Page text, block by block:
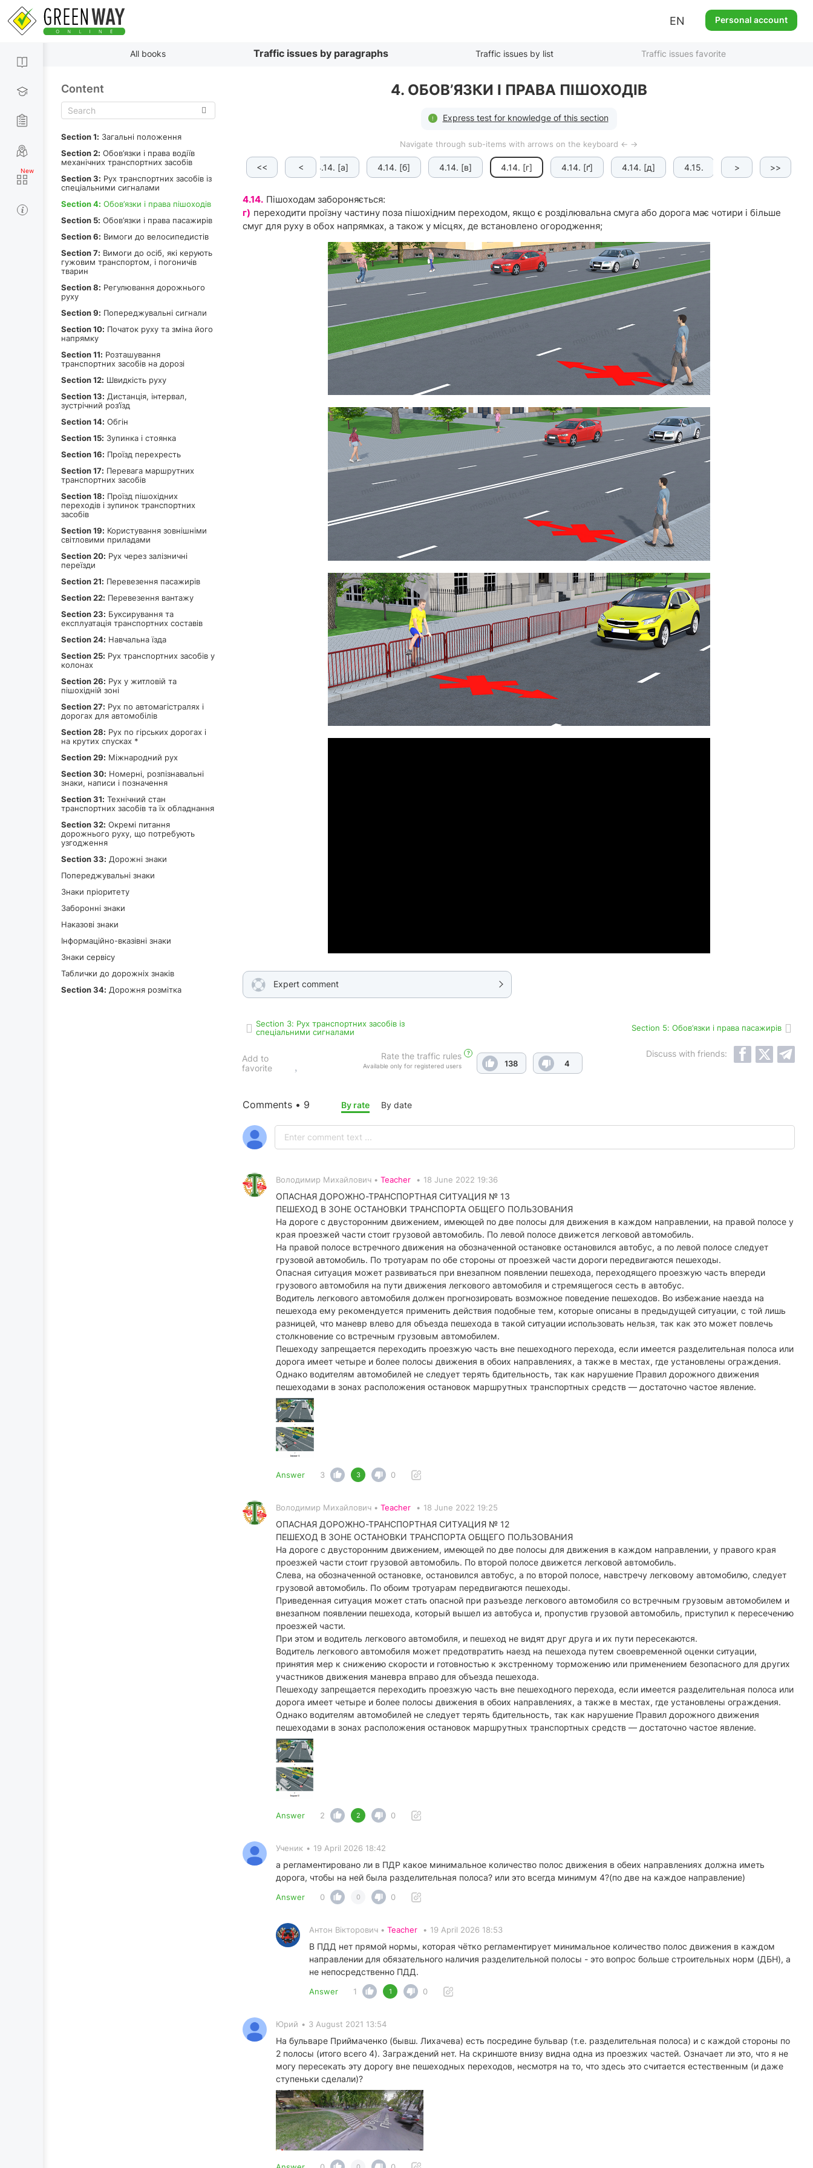
EN Personal account
All books Traffic issues by paragraphs Traffic issues by list Traffic issues favorite
Content
Section 1: Загальні положення
Section 2: Обов’язки і права водіїв
механічних транспортних засобів
Section 3: Рух транспортних засобів із
спеціальними сигналами
Section 4: Обов’язки і права пішоходів
Section 5: Обов’язки і права пасажирів
Section 6: Вимоги до велосипедистів
Section 7: Вимоги до осіб, які керують
гужовим транспортом, і погоничів
тварин
Section 8: Регулювання дорожнього
руху
Section 9: Попереджувальні сигнали
Section 10: Початок руху та зміна його
напрямку
Section 11: Розташування
транспортних засобів на дорозі
Section 12: Швидкість руху
Section 13: Дистанція, інтервал,
зустрічний роз’їзд
Section 14: Обгін
Section 15: Зупинка і стоянка
Section 16: Проїзд перехресть
Section 17: Перевага маршрутних
транспортних засобів
Section 18: Проїзд пішохідних
переходів і зупинок транспортних
засобів
Section 19: Користування зовнішніми
світловими приладами
Section 20: Рух через залізничні
переїзди
Section 21: Перевезення пасажирів
Section 22: Перевезення вантажу
Section 23: Буксирування та
експлуатація транспортних составів
Section 24: Навчальна їзда
Section 25: Рух транспортних засобів у
колонах
Section 26: Рух у житловій та
пішохідній зоні
Section 27: Рух по автомагістралях і
дорогах для автомобілів
Section 28: Рух по гірських дорогах і
на крутих спусках *
Section 29: Міжнародний рух
Section 30: Номерні, розпізнавальні
знаки, написи і позначення
Section 31: Технічний стан
транспортних засобів та їх обладнання
Section 32: Окремі питання
дорожнього руху, що потребують
узгодження
Section 33: Дорожні знаки
Попереджувальні знаки
Знаки пріоритету
Заборонні знаки
Наказові знаки
Інформаційно-вказівні знаки
Знаки сервісу
Таблички до дорожніх знаків
Section 34: Дорожня розмітка
4. ОБОВ’ЯЗКИ І ПРАВА ПІШОХОДІВ
Express test for knowledge of this section
Navigate through sub-items with arrows on the keyboard ← →
<< <
4.9. 4.10. 4.11. 4.14. [а] 4.14. [б] 4.14. [в] 4.14. [г] 4.14. [ґ] 4.14. [д] 4.15. 4.16. [а] >>
>
4.14. Пішоходам забороняється:
г) переходити проїзну частину поза пішохідним переходом, якщо є розділювальна смуга або дорога має чотири і більше
смуг для руху в обох напрямках, а також у місцях, де встановлено огородження;
Expert comment
Section 3: Рух транспортних засобів із
спеціальними сигналами
Section 5: Обов’язки і права пасажирів
Rate the traffic rules ?
Available only for registered users 138 4
Add to
favorite
Discuss with friends:
Comments • 9 By rate By date
Володимир Михайлович • Teacher • 18 June 2022 19:36
ОПАСНАЯ ДОРОЖНО-ТРАНСПОРТНАЯ СИТУАЦИЯ № 13
ПЕШЕХОД В ЗОНЕ ОСТАНОВКИ ТРАНСПОРТА ОБЩЕГО ПОЛЬЗОВАНИЯ
На дороге с двусторонним движением, имеющей по две полосы для движения в каждом направлении, на правой полосе у
края проезжей части стоит грузовой автомобиль. По левой полосе движется легковой автомобиль.
На правой полосе встречного движения на обозначенной остановке остановился автобус, а по левой полосе следует
грузовой автомобиль. По тротуарам по обе стороны от проезжей части дороги передвигаются пешеходы.
Опасная ситуация может развиваться при внезапном появлении пешехода, переходящего проезжую часть впереди
грузового автомобиля на пути движения легкового автомобиля и стремящегося сесть в автобус.
Водитель легкового автомобиля должен прогнозировать возможное поведение пешеходов. Во избежание наезда на
пешехода ему рекомендуется применить действия подобные тем, которые описаны в предыдущей ситуации, с той лишь
разницей, что маневр влево для объезда пешехода в такой ситуации использовать нельзя, так как это может повлечь
столкновение со встречным грузовым автомобилем.
Пешеходу запрещается переходить проезжую часть вне пешеходного перехода, если имеется разделительная полоса или
дорога имеет четыре и более полосы движения в обоих направлениях, а также в местах, где установлены ограждения.
Однако водителям автомобилей не следует терять бдительность, так как нарушение Правил дорожного движения
пешеходами в зонах расположения остановок маршрутных транспортных средств — достаточно частое явление.
Answer 3 3 0
Володимир Михайлович • Teacher • 18 June 2022 19:25
ОПАСНАЯ ДОРОЖНО-ТРАНСПОРТНАЯ СИТУАЦИЯ № 12
ПЕШЕХОД В ЗОНЕ ОСТАНОВКИ ТРАНСПОРТА ОБЩЕГО ПОЛЬЗОВАНИЯ
На дороге с двусторонним движением, имеющей по две полосы для движения в каждом направлении, у правого края
проезжей части стоит грузовой автомобиль. По второй полосе движется легковой автомобиль.
Слева, на обозначенной остановке, остановился автобус, а по второй полосе, навстречу легковому автомобилю, следует
грузовой автомобиль. По обоим тротуарам передвигаются пешеходы.
Приведенная ситуация может стать опасной при разъезде легкового автомобиля со встречным грузовым автомобилем и
внезапном появлении пешехода, который вышел из автобуса и, пропустив грузовой автомобиль, приступил к пересечению
проезжей части.
При этом и водитель легкового автомобиля, и пешеход не видят друг друга и их пути пересекаются.
Водитель легкового автомобиля может предотвратить наезд на пешехода путем своевременной оценки ситуации,
принятия мер к снижению скорости и готовностью к экстренному торможению или применением безопасного для других
участников движения маневра вправо для объезда пешехода.
Пешеходу запрещается переходить проезжую часть вне пешеходного перехода, если имеется разделительная полоса или
дорога имеет четыре и более полосы движения в обоих направлениях, а также в местах, где установлены ограждения.
Однако водителям автомобилей не следует терять бдительность, так как нарушение Правил дорожного движения
пешеходами в зонах расположения остановок маршрутных транспортных средств — достаточно частое явление.
Answer 2 2 0
Ученик • 19 April 2026 18:42
а регламентировано ли в ПДР какое минимальное количество полос движения в обеих направлениях должна иметь
дорога, чтобы на ней была разделительная полоса? или это всегда минимум 4?(по две на каждое направление)
Answer 0 0 0
Антон Вікторович • Teacher • 19 April 2026 18:53
В ПДД нет прямой нормы, которая чётко регламентирует минимальное количество полос движения в каждом
направлении для обязательного наличия разделительной полосы - это вопрос больше строительных норм (ДБН), а
не непосредственно ПДД.
Answer 1 1 0
Юрий • 3 August 2021 13:54
На бульваре Приймаченко (бывш. Лихачева) есть посредине бульвар (т.е. разделительная полоса) и с каждой стороны по
2 полосы (итого всего 4). Заграждений нет. На скриншоте внизу видна одна из проезжих частей. Означает ли это, что я не
могу пересекать эту дорогу вне пешеходных переходов, несмотря на то, что здесь это считается естественным (и даже
ступеньки сделали)?